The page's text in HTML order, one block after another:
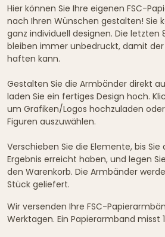
Hier können Sie Ihre eigenen FSC-
nach Ihren Wünschen gestalten! Sie
ganz individuell designen. Die
bleiben immer unbedruckt, damit
haften kann.
Gestalten Sie die Armbänder direkt
laden Sie ein fertiges Design hoch.
um Grafiken/Logos hochzuladen
Figuren auszuwählen.
Verschieben Sie die Elemente, bis
Ergebnis erreicht haben, und legen
den Warenkorb. Die Armbänder
Stück geliefert.
Wir versenden Ihre FSC-
Werktagen. Ein Papierarmband misst